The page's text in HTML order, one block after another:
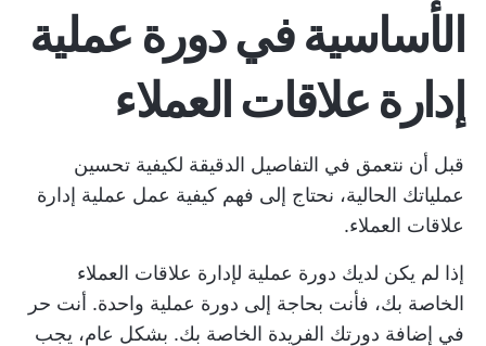
الأساسية في دورة عملية
إدارة علاقات العملاء
قبل أن نتعمق في التفاصيل الدقيقة لكيفية تحسين
عملياتك الحالية، نحتاج إلى فهم كيفية عمل عملية إدارة
علاقات العملاء.
إذا لم يكن لديك دورة عملية لإدارة علاقات العملاء
الخاصة بك، فأنت بحاجة إلى دورة عملية واحدة. أنت حر
في إضافة دورتك الفريدة الخاصة بك. بشكل عام، يجب